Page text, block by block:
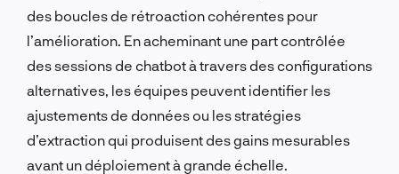
des boucles de rétroaction cohérentes pour
l’amélioration. En acheminant une part contrôlée
des sessions de chatbot à travers des configurations
alternatives, les équipes peuvent identifier les
ajustements de données ou les stratégies
d’extraction qui produisent des gains mesurables
avant un déploiement à grande échelle.